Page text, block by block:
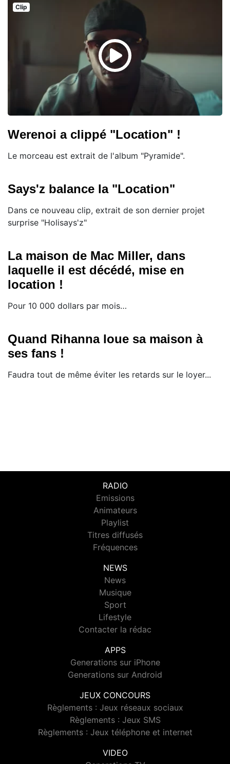
Clip
Werenoi a clippé "Location" !
Le morceau est extrait de l'album "Pyramide".
Says'z balance la "Location"
Dans ce nouveau clip, extrait de son dernier projet
surprise "Holisays'z"
La maison de Mac Miller, dans
laquelle il est décédé, mise en
location !
Pour 10 000 dollars par mois…
Quand Rihanna loue sa maison à
ses fans !
Faudra tout de même éviter les retards sur le loyer...
RADIO
Emissions
Animateurs
Playlist
Titres diffusés
Fréquences
NEWS
News
Musique
Sport
Lifestyle
Contacter la rédac
APPS
Generations sur iPhone
Generations sur Android
JEUX CONCOURS
Règlements : Jeux réseaux sociaux
Règlements : Jeux SMS
Règlements : Jeux téléphone et internet
VIDEO